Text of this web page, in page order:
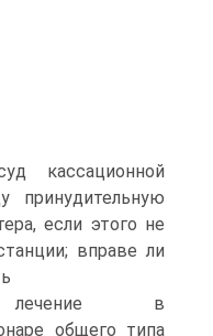
кассационной
принудительную
если этого не
вправе ли
лечение в
общего типа